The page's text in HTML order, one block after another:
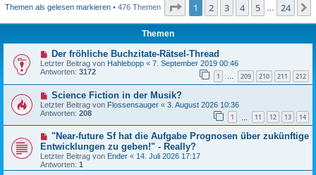
Themen als gelesen markieren • 476 Themen Seite 1von 24
1 2 3 4 5 24
Themen
Der fröhliche Buchzitate-Rätsel-Thread
Letzter Beitrag von Hahlebopp « 7. September 2019 00:46
Antworten: 3172 1 … 209 210 211 212
Science Fiction in der Musik?
Letzter Beitrag von Flossensauger « 3. August 2026 10:36
Antworten: 208 1 11 12 13 14
"Near-future Sf hat die Aufgabe Prognosen über zukünftige
Entwicklungen zu geben!" - Really?
Letzter Beitrag von Ender « 14. Juli 2026 17:17
Antworten: 1